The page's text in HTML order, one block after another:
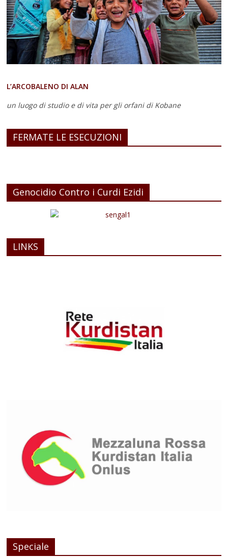
L’ARCOBALENO DI ALAN
un luogo di studio e di vita per gli orfani di Kobane
FERMATE LE ESECUZIONI
Genocidio Contro i Curdi Ezidi
LINKS
Speciale